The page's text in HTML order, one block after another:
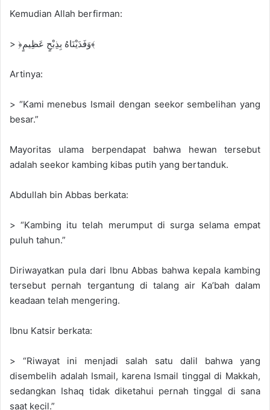
Kemudian Allah berfirman:
> ﴿وَفَدَيْنَاهُ بِذِبْحٍ عَظِيمٍ﴾
Artinya:
> “Kami menebus Ismail dengan seekor sembelihan yang
besar.”
Mayoritas ulama berpendapat bahwa hewan tersebut
adalah seekor kambing kibas putih yang bertanduk.
Abdullah bin Abbas berkata:
> “Kambing itu telah merumput di surga selama empat
puluh tahun.”
Diriwayatkan pula dari Ibnu Abbas bahwa kepala kambing
tersebut pernah tergantung di talang air Ka’bah dalam
keadaan telah mengering.
Ibnu Katsir berkata:
> “Riwayat ini menjadi salah satu dalil bahwa yang
disembelih adalah Ismail, karena Ismail tinggal di Makkah,
sedangkan Ishaq tidak diketahui pernah tinggal di sana
saat kecil.”